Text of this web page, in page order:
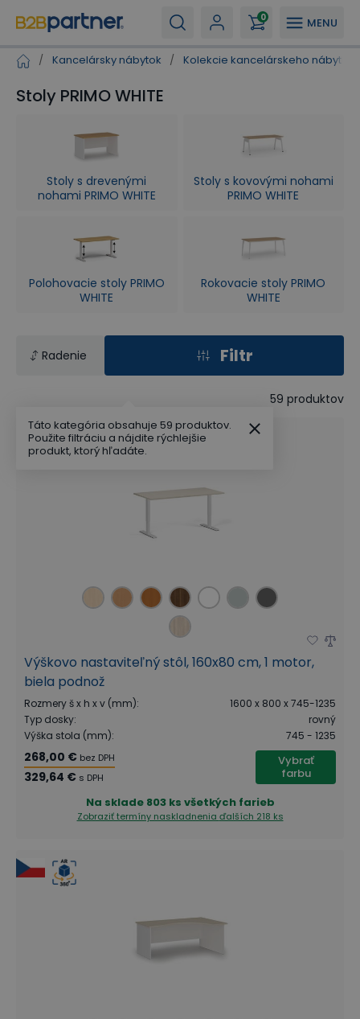
MENU
0
/ Kancelársky nábytok / Kolekcie kancelárskeho nábytku
Stoly PRIMO WHITE
Stoly s drevenými
nohami PRIMO WHITE
Stoly s kovovými nohami
PRIMO WHITE
Polohovacie stoly PRIMO
WHITE
Rokovacie stoly PRIMO
WHITE
Radenie Filtr
59 produktov
Výškovo nastaviteľný stôl, 160x80 cm, 1 motor,
biela podnož
Rozmery š x h x v (mm):
1600 x 800 x 745-1235
Typ dosky:
rovný
Výška stola (mm): 745 - 1235
268,00 € bez DPH
329,64 € s DPH
Vybrať
farbu
Na sklade 803 ks všetkých farieb
Zobraziť termíny naskladnenia ďalších 218 ks
Táto kategória obsahuje 59 produktov.
Použite filtráciu a nájdite rýchlejšie
produkt, ktorý hľadáte.